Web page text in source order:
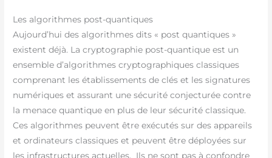
Les algorithmes post-quantiques
Aujourd’hui des algorithmes dits « post quantiques »
existent déjà. La cryptographie post-quantique est un
ensemble d’algorithmes cryptographiques classiques
comprenant les établissements de clés et les signatures
numériques et assurant une sécurité conjecturée contre
la menace quantique en plus de leur sécurité classique.
Ces algorithmes peuvent être exécutés sur des appareils
et ordinateurs classiques et peuvent être déployées sur
les infrastructures actuelles. Ils ne sont pas à confondre